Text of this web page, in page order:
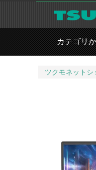
カテゴリ
ツクモネットシ